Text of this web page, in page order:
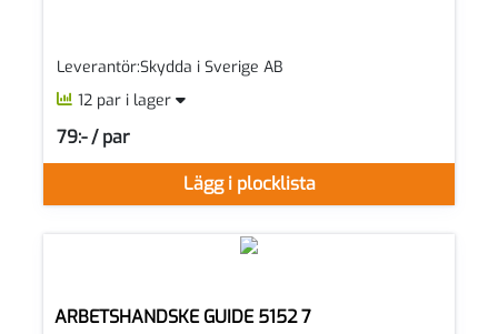
Leverantör:Skydda i Sverige AB
12 par i lager
Lägg i plocklista
79:- / par
SEK per PAR
ARBETSHANDSKE GUIDE 5152 7